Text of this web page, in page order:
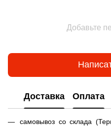
Добавьте
Доставка Оплата
самовывоз со склада